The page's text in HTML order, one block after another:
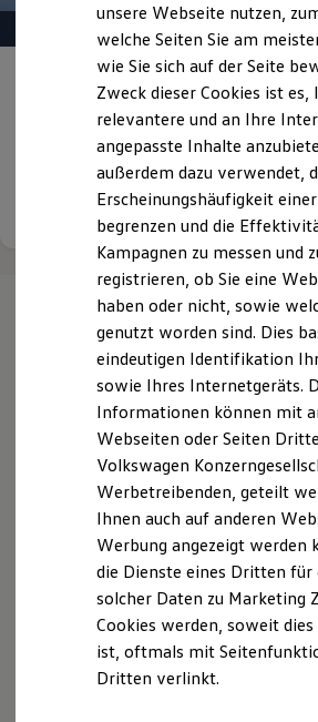
Nachhaltigkeit
Technologie
Kosten und Kauf
Kaufoptionen
E-Auto-Förderung
Software und Konnektivität
Die ID. Software 6
ID. Software Versionen
Digitale Extras
Schnittstellen zu Ihrem
Hybridautos
Marke und Erlebnis
Volkswagen R und R
R-Modelle
R Experience
Driving Experience
Volkswagen entdecken
Werkbesichtigung
Lifestyle Shop
T-Roc Kollektion
Golf Kollektion
ID. Kollektion
Volkswagen Kollektion
R-Kollektion
GTI Kollektion
Fußball Drop
we drive football
#wedriveproud
Besitzer und Service
Software Updates
Service und Ersatzteile
Gepflegt, geprüft und für
Volkswagen Zertifizierte
Gebrauchtwagen.
Details ansehen
Ihre
Probefahrt vereinbaren
Fahrzeugangebot
unsere Webseite nutzen,
welche Seiten Sie am
wie Sie sich auf der Seite
Zweck dieser Cookies ist es,
relevantere und an Ihre
angepasste Inhalte
außerdem dazu verwendet,
Erscheinungshäufigkeit
begrenzen und die
Kampagnen zu messen und
registrieren, ob Sie eine
haben oder nicht, sowie
genutzt worden sind. Dies
eindeutigen Identifikation
sowie Ihres Internetgeräts.
Informationen können mit
Webseiten oder Seiten
Volkswagen
Werbetreibenden, geteilt
Ihnen auch auf anderen
Werbung angezeigt werden
die Dienste eines Dritten für
solcher Daten zu Marketing
Cookies werden, soweit
ist, oftmals mit
Dritten verlinkt.